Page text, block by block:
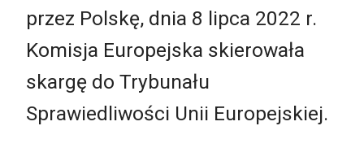
przez Polskę, dnia 8 lipca 2022 r.
Komisja Europejska skierowała
skargę do Trybunału
Sprawiedliwości Unii Europejskiej.